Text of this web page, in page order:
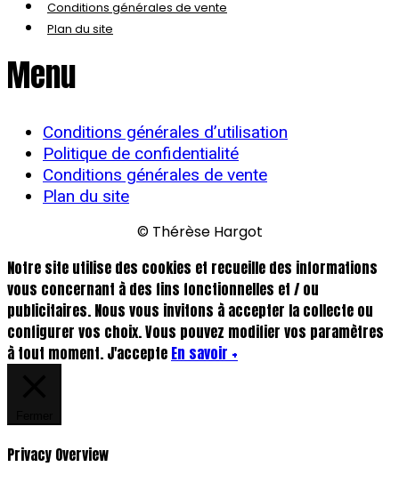
Conditions générales de vente
Plan du site
Menu
Conditions générales d’utilisation
Politique de confidentialité
Conditions générales de vente
Plan du site
© Thérèse Hargot
Notre site utilise des cookies et recueille des informations
vous concernant à des fins fonctionnelles et / ou
publicitaires. Nous vous invitons à accepter la collecte ou
configurer vos choix. Vous pouvez modifier vos paramètres
à tout moment. J'accepte En savoir +
Privacy Overview